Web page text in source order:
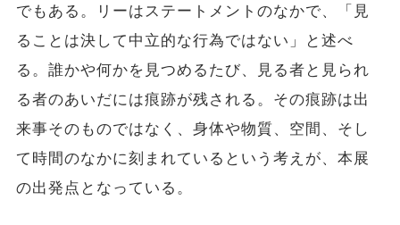
でもある。リーはステートメントのなかで、「見
ることは決して中立的な行為ではない」と述べ
る。誰かや何かを見つめるたび、見る者と見られ
る者のあいだには痕跡が残される。その痕跡は出
来事そのものではなく、身体や物質、空間、そし
て時間のなかに刻まれているという考えが、本展
の出発点となっている。